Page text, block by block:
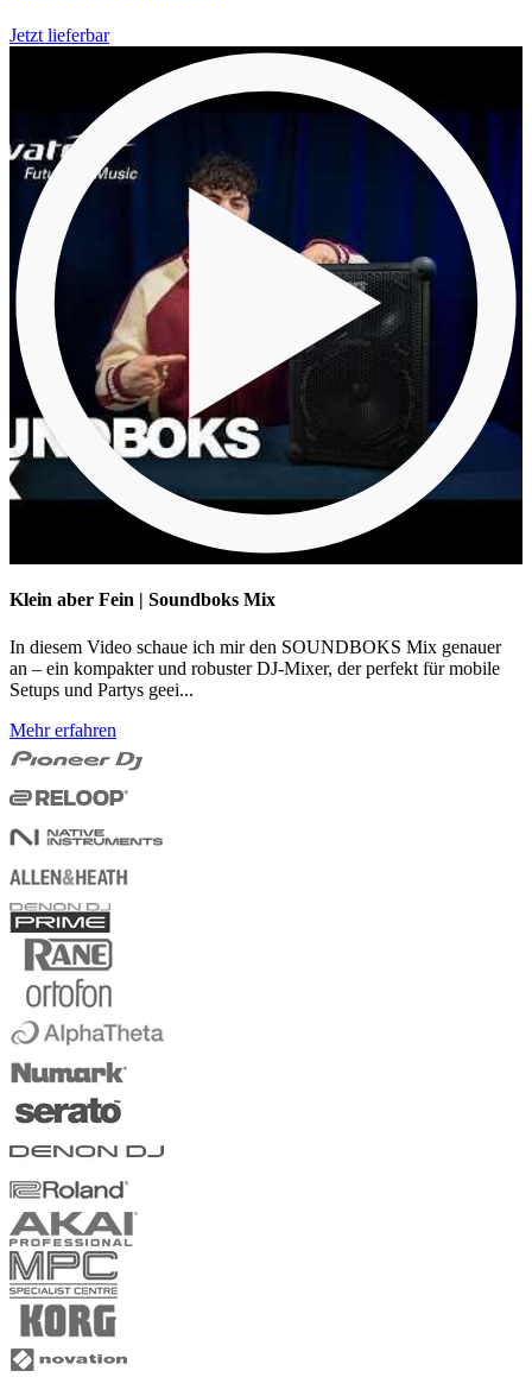
Jetzt lieferbar
Klein aber Fein | Soundboks Mix
In diesem Video schaue ich mir den SOUNDBOKS Mix genauer
an – ein kompakter und robuster DJ-Mixer, der perfekt für mobile
Setups und Partys geei...
Mehr erfahren